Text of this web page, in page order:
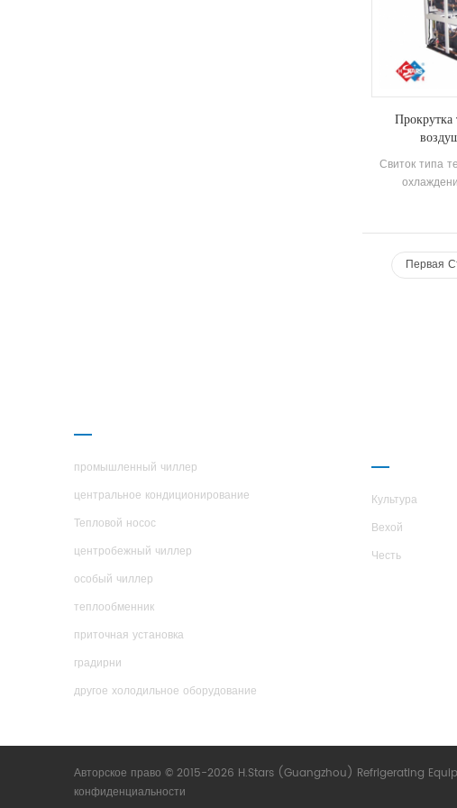
Прокрутка
Свиток типа
и
оболочка
Первая
промышленный чиллер
центральное кондиционирование
Тепловой носос
центробежный чиллер
особый чиллер
теплообменник
приточная установка
градирни
другое холодильное оборудование
Культура
Вехой
Честь
Авторское право © 2015-2026 H.Stars (Guangzhou) Refrigerating
конфиденциальности